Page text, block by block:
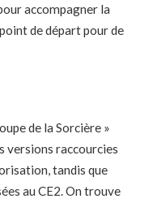
accompagner la
de départ pour de
de la Sorcière »
versions raccourcies
tandis que
au CE2. On trouve